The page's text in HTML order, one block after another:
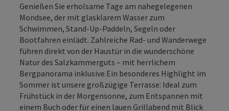
Genießen Sie erholsame Tage am nahegelegenen
Mondsee, der mit glasklarem Wasser zum
Schwimmen, Stand-Up-Paddeln, Segeln oder
Bootfahren einlädt. Zahlreiche Rad- und Wanderwege
führen direkt von der Haustür in die wunderschöne
Natur des Salzkammerguts – mit herrlichem
Bergpanorama inklusive.Ein besonderes Highlight im
Sommer ist unsere großzügige Terrasse: Ideal zum
Frühstück in der Morgensonne, zum Entspannen mit
einem Buch oder für einen lauen Grillabend mit Blick